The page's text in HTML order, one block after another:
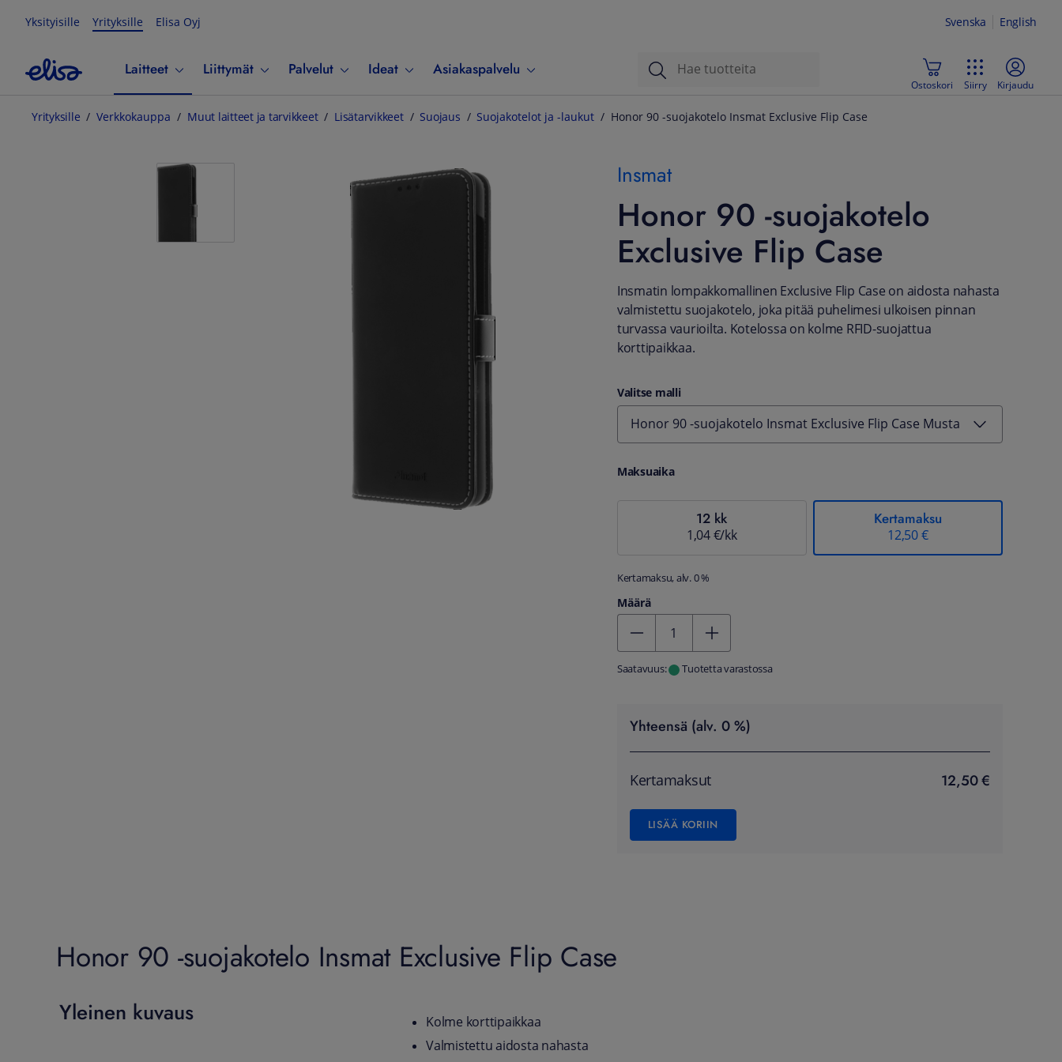
Yksityisille Yrityksille Elisa Oyj Svenska English
Laitteet Liittymät Palvelut Ideat Asiakaspalvelu
Ostoskori Siirry Kirjaudu
Yrityksille Verkkokauppa Muut laitteet ja tarvikkeet Lisätarvikkeet Suojaus Suojakotelot ja -laukut Honor 90 -suojakotelo Insmat Exclusive Flip Case
Insmat
Honor 90 -suojakotelo
Exclusive Flip Case
Insmatin lompakkomallinen Exclusive Flip Case on aidosta nahasta
valmistettu suojakotelo, joka pitää puhelimesi ulkoisen pinnan
turvassa vaurioilta. Kotelossa on kolme RFID-suojattua
korttipaikkaa.
Valitse malli
Honor 90 -suojakotelo Insmat Exclusive Flip Case Musta
Maksuaika
12 kk
1,04 €/kk
Kertamaksu
12,50 €
Kertamaksu, alv. 0 %
Määrä
Saatavuus: Tuotetta varastossa
Yhteensä (alv. 0 %)
Kertamaksut 12,50 €
LISÄÄ KORIIN
Honor 90 -suojakotelo Insmat Exclusive Flip Case
Yleinen kuvaus
Kolme korttipaikkaa
Valmistettu aidosta nahasta